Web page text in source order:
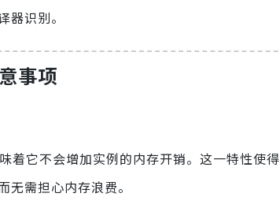
识别。
事项
着它不会增加实例的内存开销。这一特性使得
需担心内存浪费。